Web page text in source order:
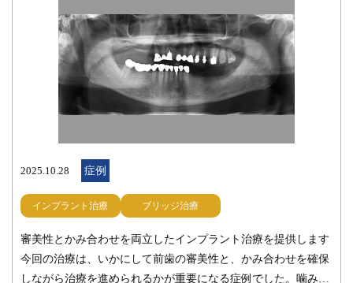
なることや、お悩みがございましたら、審美の無料相談も受け
付けております。いつでもお気軽にお問い合わせください。
こちらもご参照ください。 セラミック治療｜みらい歯科 【症
例】前歯が噛み合わない状態に対しジルコニアセラミックを用
いて審美的・機能的に回復｜みらい歯科 みらい歯科 院長
2025.10.28 症例
インプラント治療 ブリッジ治療
審美性とかみ合わせを両立したインプラント治療を提供します
今回の治療は、いかにして前歯の審美性と、かみ合わせを確保
しながら治療を進められるかが重要になる症例でした。噛み合